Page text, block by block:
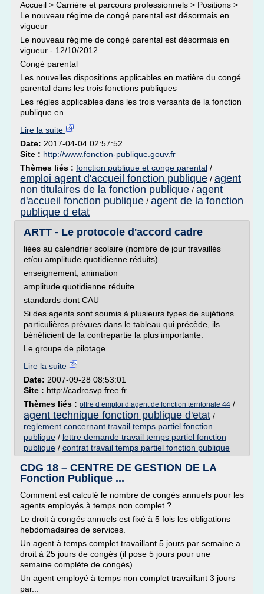
Accueil > Carrière et parcours professionnels > Positions >
Le nouveau régime de congé parental est désormais en
vigueur
Le nouveau régime de congé parental est désormais en
vigueur - 12/10/2012
Congé parental
Les nouvelles dispositions applicables en matière du congé
parental dans les trois fonctions publiques
Les règles applicables dans les trois versants de la fonction
publique en...
Lire la suite
Date: 2017-04-04 02:57:52
Site : http://www.fonction-publique.gouv.fr
Thèmes liés : fonction publique et conge parental /
emploi agent d'accueil fonction publique / agent
non titulaires de la fonction publique / agent
d'accueil fonction publique / agent de la fonction
publique d etat
ARTT - Le protocole d'accord cadre
liées au calendrier scolaire (nombre de jour travaillés
et/ou amplitude quotidienne réduits)
enseignement, animation
amplitude quotidienne réduite
standards dont CAU
Si des agents sont soumis à plusieurs types de sujétions
particulières prévues dans le tableau qui précède, ils
bénéficient de la contrepartie la plus importante.
Le groupe de pilotage...
Lire la suite
Date: 2007-09-28 08:53:01
Site : http://cadresvp.free.fr
Thèmes liés : offre d emploi d agent de fonction territoriale 44 /
agent technique fonction publique d'etat /
reglement concernant travail temps partiel fonction
publique / lettre demande travail temps partiel fonction
publique / contrat travail temps partiel fonction publique
CDG 18 – CENTRE DE GESTION DE LA
Fonction Publique ...
Comment est calculé le nombre de congés annuels pour les
agents employés à temps non complet ?
Le droit à congés annuels est fixé à 5 fois les obligations
hebdomadaires de services.
Un agent à temps complet travaillant 5 jours par semaine a
droit à 25 jours de congés (il pose 5 jours pour une
semaine complète de congés).
Un agent employé à temps non complet travaillant 3 jours
par...